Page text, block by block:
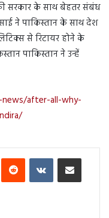
सरकार के साथ बेहतर संबंध
ने पाकिस्तान के साथ देश
से रिटायर होने के
पाकिस्तान ने उन्हें
after-all-why-
Reddit VKontakteShare via Email